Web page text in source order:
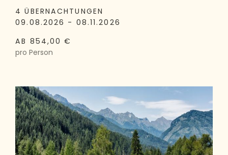
4 ÜBERNACHTUNGEN
09.08.2026 - 08.11.2026
AB 854,00 €
pro Person